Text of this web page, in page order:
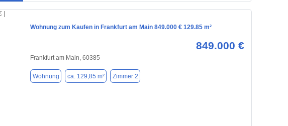
Wohnung zum Kaufen in Frankfurt am Main 849.000 € 129.85 m²
849.000 €
Frankfurt am Main, 60385
Wohnung ca. 129,85 m² Zimmer 2